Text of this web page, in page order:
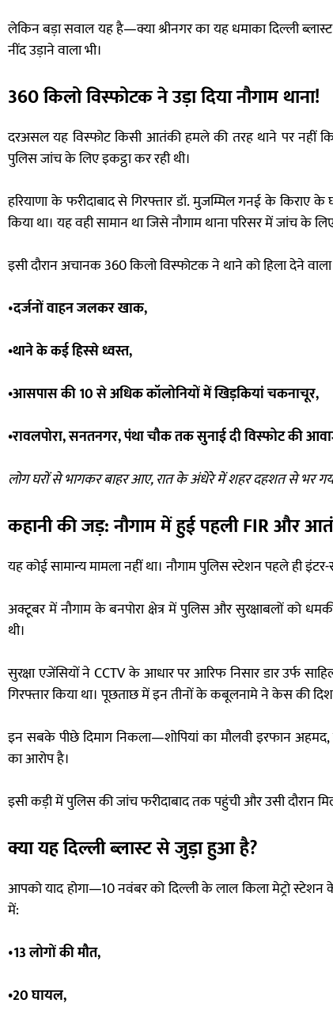
लेकिन बड़ा सवाल यह है—क्या श्रीनगर का यह धमाका दिल्ली
नींद उड़ाने वाला भी।
360 किलो विस्फोटक ने उड़ा दिया नौगाम थाना!
दरअसल यह विस्फोट किसी आतंकी हमले की तरह थाने पर नहीं
पुलिस जांच के लिए इकट्ठा कर रही थी।
हरियाणा के फरीदाबाद से गिरफ्तार डॉ. मुजम्मिल गनई के किराए
किया था। यह वही सामान था जिसे नौगाम थाना परिसर में जांच के
इसी दौरान अचानक 360 किलो विस्फोटक ने थाने को हिला देने
•दर्जनों वाहन जलकर खाक,
•थाने के कई हिस्से ध्वस्त,
•आसपास की 10 से अधिक कॉलोनियों में खिड़कियां चकनाचूर,
•रावलपोरा, सनतनगर, पंथा चौक तक सुनाई दी विस्फोट की
लोग घरों से भागकर बाहर आए, रात के अंधेरे में शहर दहशत से भर
कहानी की जड़: नौगाम में हुई पहली FIR और
यह कोई सामान्य मामला नहीं था। नौगाम पुलिस स्टेशन पहले ही
अक्टूबर में नौगाम के बनपोरा क्षेत्र में पुलिस और सुरक्षाबलों को
थी।
सुरक्षा एजेंसियों ने CCTV के आधार पर आरिफ निसार डार उर्फ
गिरफ्तार किया था। पूछताछ में इन तीनों के कबूलनामे ने केस की
इन सबके पीछे दिमाग निकला—शोपियां का मौलवी इरफान
का आरोप है।
इसी कड़ी में पुलिस की जांच फरीदाबाद तक पहुंची और उसी दौरान
क्या यह दिल्ली ब्लास्ट से जुड़ा हुआ है?
आपको याद होगा—10 नवंबर को दिल्ली के लाल किला मेट्रो
में:
•13 लोगों की मौत,
•20 घायल,